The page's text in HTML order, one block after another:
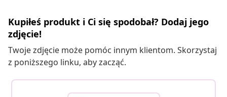
Kupiłeś produkt i Ci się spodobał? Dodaj jego
zdjęcie!
Twoje zdjęcie może pomóc innym klientom. Skorzystaj
z poniższego linku, aby zacząć.